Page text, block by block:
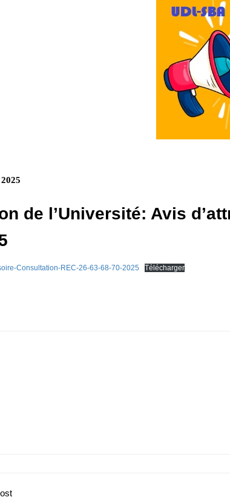
de l’Université: Avis
Consultation-REC-26-63-68-70-2025 Télécharger